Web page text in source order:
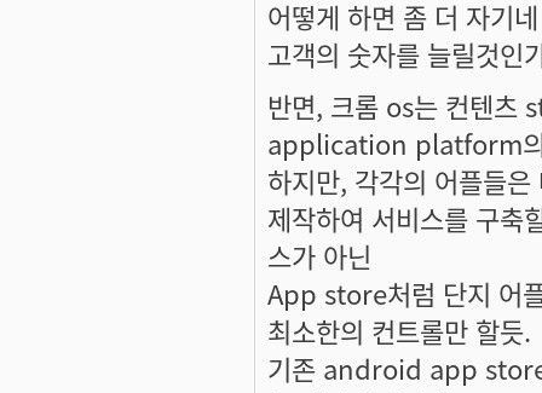
어떻게 하면 좀 더 자기
고객의 숫자를 늘릴것인
반면, 크롬 os는 컨텐
application platform의
하지만, 각각의 어플들
제작하여 서비스를 구
스가 아닌
App store처럼 단지 어
최소한의 컨트롤만 할듯.
기존 android app store